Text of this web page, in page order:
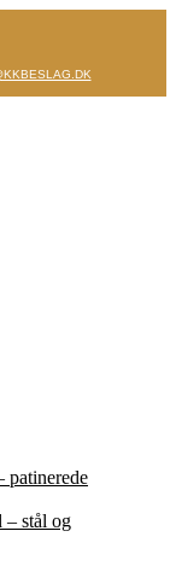
patinerede
– stål og